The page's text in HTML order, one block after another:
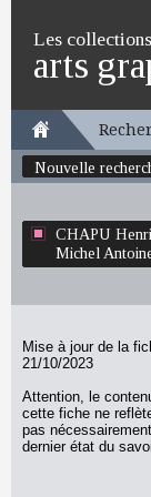
Les
arts
Nouvelle
CHAPU Henri
Michel
Mise à jour de la
21/10/2023
Attention, le
cette fiche ne
pas
dernier état du